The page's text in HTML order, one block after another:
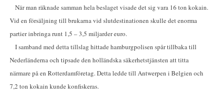
När man räknade samman hela beslaget visade det sig vara 16 ton kokain.
Vid en försäljning till brukarna vid slutdestinationen skulle det enorma
partier inbringa runt 1,5 – 3,5 miljarder euro.
I samband med detta tillslag hittade hamburgpolisen spår tillbaka till
Nederländerna och tipsade den holländska säkerhetstjänsten att titta
närmare på en Rotterdamföretag. Detta ledde till Antwerpen i Belgien och
7,2 ton kokain kunde konfiskeras.